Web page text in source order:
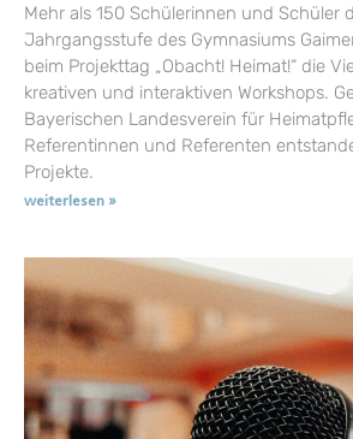
Mehr als 150 Schülerinnen und Schüler
Jahrgangsstufe des Gymnasiums
beim Projekttag „Obacht! Heimat!“ die
kreativen und interaktiven Workshops.
Bayerischen Landesverein für
Referentinnen und Referenten
Projekte.
weiterlesen »